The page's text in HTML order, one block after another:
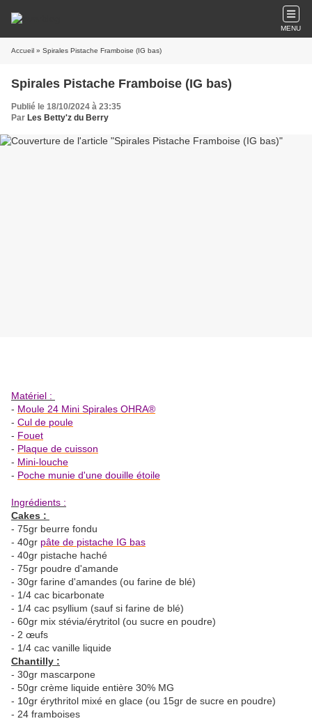
MENU
Accueil » Spirales Pistache Framboise (IG bas)
Spirales Pistache Framboise (IG bas)
Publié le 18/10/2024 à 23:35
Par Les Betty'z du Berry
Matériel :
- Moule 24 Mini Spirales OHRA®
- Cul de poule
- Fouet
- Plaque de cuisson
- Mini-louche
- Poche munie d'une douille étoile
Ingrédients :
Cakes :
- 75gr beurre fondu
- 40gr pâte de pistache IG bas
- 40gr pistache haché
- 75gr poudre d'amande
- 30gr farine d'amandes (ou farine de blé)
- 1/4 cac bicarbonate
- 1/4 cac psyllium (sauf si farine de blé)
- 60gr mix stévia/érytritol (ou sucre en poudre)
- 2 œufs
- 1/4 cac vanille liquide
Chantilly :
- 30gr mascarpone
- 50gr crème liquide entière 30% MG
- 10gr érythritol mixé en glace (ou 15gr de sucre en poudre)
- 24 framboises